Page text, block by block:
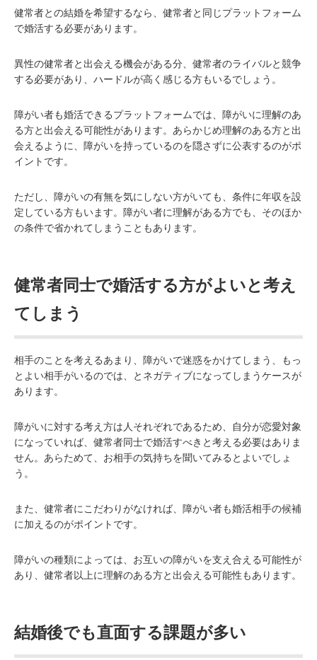
健常者との結婚を希望するなら、健常者と同じプラットフォーム
で婚活する必要があります。
異性の健常者と出会える機会がある分、健常者のライバルと競争
する必要があり、ハードルが高く感じる方もいるでしょう。
障がい者も婚活できるプラットフォームでは、障がいに理解のあ
る方と出会える可能性があります。あらかじめ理解のある方と出
会えるように、障がいを持っているのを隠さずに公表するのがポ
イントです。
ただし、障がいの有無を気にしない方がいても、条件に年収を設
定している方もいます。障がい者に理解がある方でも、そのほか
の条件で省かれてしまうこともあります。
健常者同士で婚活する方がよいと考え
てしまう
相手のことを考えるあまり、障がいで迷惑をかけてしまう、もっ
とよい相手がいるのでは、とネガティブになってしまうケースが
あります。
障がいに対する考え方は人それぞれであるため、自分が恋愛対象
になっていれば、健常者同士で婚活すべきと考える必要はありま
せん。あらためて、お相手の気持ちを聞いてみるとよいでしょ
う。
また、健常者にこだわりがなければ、障がい者も婚活相手の候補
に加えるのがポイントです。
障がいの種類によっては、お互いの障がいを支え合える可能性が
あり、健常者以上に理解のある方と出会える可能性もあります。
結婚後でも直面する課題が多い